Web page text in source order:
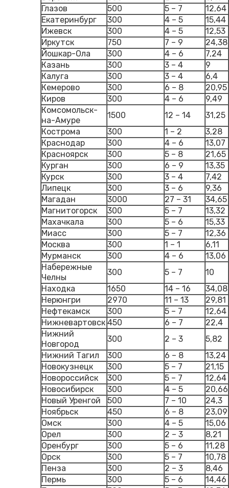
Глазов
500 5 – 7
12,64
Екатеринбург
300 4 – 5
15,44
Ижевск
300 4 – 5
12,53
Иркутск
750 7 – 9
24,38
Йошкар-Ола
300 4 – 6
7,24
Казань
300 3 – 4
9
Калуга
300 3 – 4
6,4
Кемерово
300 6 – 8
20,95
Киров
300 4 – 6
9,49
Комсомольск-
на-Амуре
1500 12 – 14
31,25
Кострома
300 1 – 2
3,28
Краснодар
300 4 – 6
13,07
Красноярск
300 5 – 8
21,65
Курган
300 6 – 9
13,35
Курск
300 3 – 4
7,42
Липецк
300 3 – 6
9,36
Магадан
3000 27 – 31
34,65
Магнитогорск
300 5 – 7
13,32
Махачкала
300 5 – 6
15,33
Миасс
300 5 – 7
12,36
Москва
300 1 – 1
6,11
Мурманск
300 4 – 6
13,06
Набережные
Челны
300 5 – 7
10
Находка
1650 14 – 16
34,08
Нерюнгри
2970 11 – 13
29,81
Нефтекамск
300 5 – 7
12,64
Нижневартовск 450 6 – 7
22,4
Нижний
Новгород
300 2 – 3
5,82
Нижний Тагил
300 6 – 8
13,24
Новокузнецк
300 5 – 7
21,15
Новороссийск
300 5 – 7
12,64
Новосибирск
300 4 – 5
20,66
Новый Уренгой
500 7 – 10
24,3
Ноябрьск
450 6 – 8
23,09
Омск
300 4 – 5
15,06
Орел
300 2 – 3
8,21
Оренбург
300 5 – 6
11,28
Орск
300 5 – 7
10,78
Пенза
300 2 – 3
8,46
Пермь
300 5 – 6
14,46